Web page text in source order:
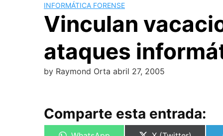
INFORMÁTICA FORENSE
Vinculan
ataques
by Raymond Orta abril 27, 2005
Comparte esta entrada: